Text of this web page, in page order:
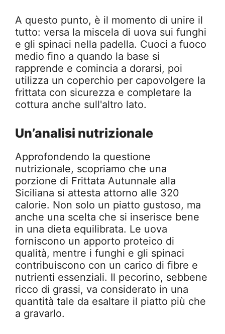
A questo punto, è il momento di unire il
tutto: versa la miscela di uova sui funghi
e gli spinaci nella padella. Cuoci a fuoco
medio fino a quando la base si
rapprende e comincia a dorarsi, poi
utilizza un coperchio per capovolgere la
frittata con sicurezza e completare la
cottura anche sull'altro lato.
Un’analisi nutrizionale
Approfondendo la questione
nutrizionale, scopriamo che una
porzione di Frittata Autunnale alla
Siciliana si attesta attorno alle 320
calorie. Non solo un piatto gustoso, ma
anche una scelta che si inserisce bene
in una dieta equilibrata. Le uova
forniscono un apporto proteico di
qualità, mentre i funghi e gli spinaci
contribuiscono con un carico di fibre e
nutrienti essenziali. Il pecorino, sebbene
ricco di grassi, va considerato in una
quantità tale da esaltare il piatto più che
a gravarlo.